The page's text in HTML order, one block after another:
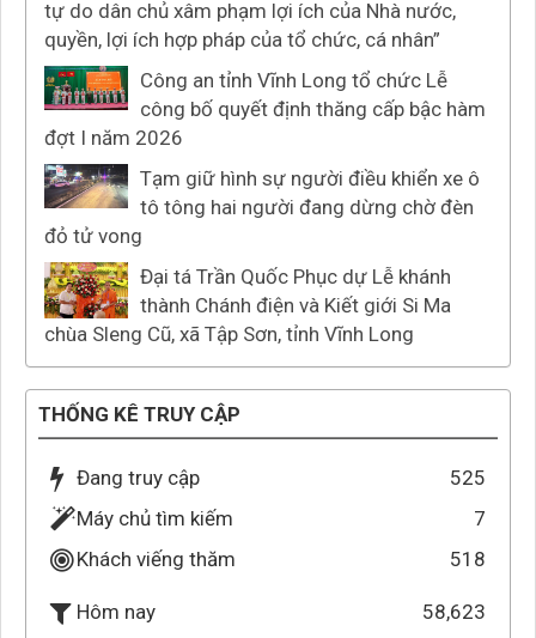
tự do dân chủ xâm phạm lợi ích của Nhà nước,
quyền, lợi ích hợp pháp của tổ chức, cá nhân”
Công an tỉnh Vĩnh Long tổ chức Lễ
công bố quyết định thăng cấp bậc hàm
đợt I năm 2026
Tạm giữ hình sự người điều khiển xe ô
tô tông hai người đang dừng chờ đèn
đỏ tử vong
Đại tá Trần Quốc Phục dự Lễ khánh
thành Chánh điện và Kiết giới Si Ma
chùa Sleng Cũ, xã Tập Sơn, tỉnh Vĩnh Long
THỐNG KÊ TRUY CẬP
Đang truy cập
525
Máy chủ tìm kiếm
7
Khách viếng thăm
518
Hôm nay
58,623